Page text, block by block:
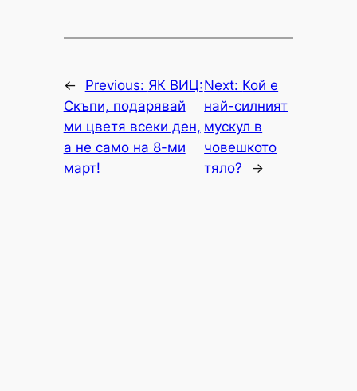
← Previous: ЯК ВИЦ:
Скъпи, подарявай
ми цветя всеки ден,
а не само на 8-ми
март!
Next: Кой е
най-силният
мускул в
човешкото
тяло?
→